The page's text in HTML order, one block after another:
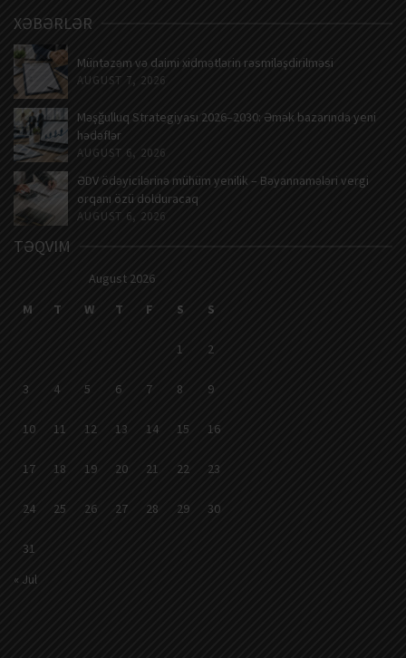
XƏBƏRLƏR
Müntəzəm və daimi xidmətlərin rəsmiləşdirilməsi
AUGUST 7, 2026
Məşğulluq Strategiyası 2026–2030: Əmək bazarında yeni
hədəflər
AUGUST 6, 2026
ƏDV ödəyicilərinə mühüm yenilik – Bəyannamələri vergi
orqanı özü dolduracaq
AUGUST 6, 2026
TƏQVIM
August 2026
M
T W T F S S
1 2
3 4 5 6 7 8 9
10 11 12 13 14 15 16
17 18 19 20 21 22 23
24 25 26 27 28 29 30
31
« Jul